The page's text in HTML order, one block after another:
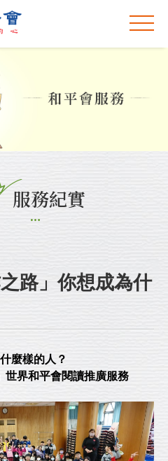
服務紀實
路」你想成為什
麼樣的人？
世界和平會閱讀推廣服務